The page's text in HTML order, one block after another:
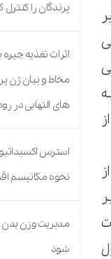
قبل از
پرندگان را
اثرات تغذیه جیره
مخاط و بیان ژن
های التهابی در
استرس
نحوه مکانیسم
مدیریت وزن بدن
شود